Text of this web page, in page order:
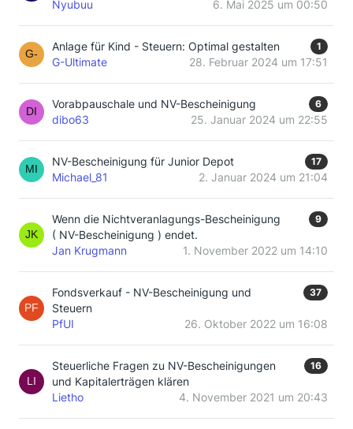
Nyubuu 6. Mai 2025 um 00:50
Anlage für Kind - Steuern: Optimal gestalten 1
G-Ultimate 28. Februar 2024 um 17:51
Vorabpauschale und NV-Bescheinigung 6
dibo63 25. Januar 2024 um 22:55
NV-Bescheinigung für Junior Depot 17
Michael_81 2. Januar 2024 um 21:04
Wenn die Nichtveranlagungs-Bescheinigung
( NV-Bescheinigung ) endet.
9
Jan Krugmann 1. November 2022 um 14:10
Fondsverkauf - NV-Bescheinigung und
Steuern
37
PfUI 26. Oktober 2022 um 16:08
Steuerliche Fragen zu NV-Bescheinigungen
und Kapitalerträgen klären
16
Lietho 4. November 2021 um 20:43